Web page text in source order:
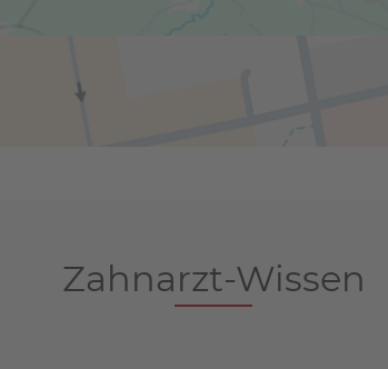
Zahnarzt-Wissen